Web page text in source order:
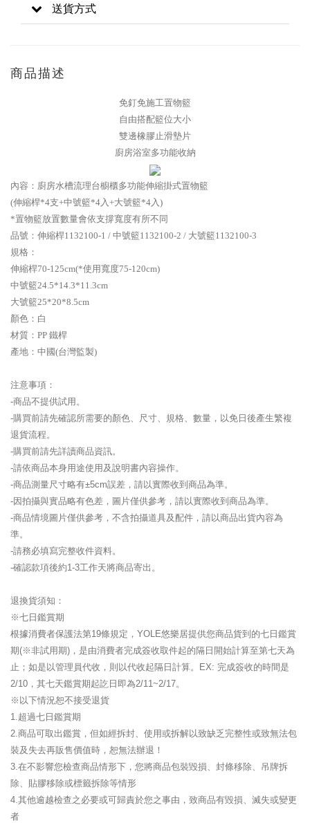
送貨方式
商品描述
免釘免施工置物籃
自由搭配籃位大小
雙邊橡膠止滑墊片
廚房浴室多功能收納
內容：廚房水槽流理台櫥櫃多功能伸縮掛式置物籃
(伸縮桿*4支+中號籃*4入+大號籃*4入)
*置物籃放置數量會依支撐寬度有所不同
品號：伸縮桿1132100-1 / 中號籃1132100-2 / 大號籃1132100-3
規格：
伸縮桿70-125cm(*使用寬度75-120cm)
中號籃24.5*14.3*11.3cm
大號籃25*20*8.5cm
顏色：白
材質：PP 鐵桿
產地：中國(台灣監製)
注意事項：
-商品不提供試用。
-購買前請先確認所需要的顏色、尺寸、規格、數量，以免日後產生繁複
退貨流程。
-購買前請先詳讀商品資訊。
-請依商品本身用途使用及說明書內容操作。
-商品測量尺寸略有±5cm誤差，請以實際收到商品為準。
-因拍攝與實品略有色差，圖片僅供參考，請以實際收到商品為準。
-商品情境圖片僅供參考，不含拍攝道具及配件，請以商品出貨內容為
準。
-請務必填寫完整收件資料。
-確認款項後約1-3工作天將商品寄出。
退換貨須知：
※七日鑑賞期
根據消費者保護法第19條規定，YOLE悠樂居提供您商品貨到的七日鑑賞
期(※非試用期)，是由消費者完成簽收取件起的隔日開始計算至第七天為
止；如是以管理員代收，則以代收起隔日計算。EX: 完成簽收的時間是
2/10，其七天鑑賞期起訖日即為2/11~2/17。
※以下情況恕不接受退貨
1.超過七日鑑賞期
2.商品可取出鑑賞，但如經拆封、使用或拆解以致缺乏完整性或致無法包
裝及失去再販售價值時，恕無法辦退！
3.在不影響您檢查商品情形下，您將商品包裝毀損、封條移除、吊牌拆
除、貼膠移除或標籤拆除等情形
4.其他逾越檢查之必要或可歸責於您之事由，致商品有毀損、滅失或變更
者